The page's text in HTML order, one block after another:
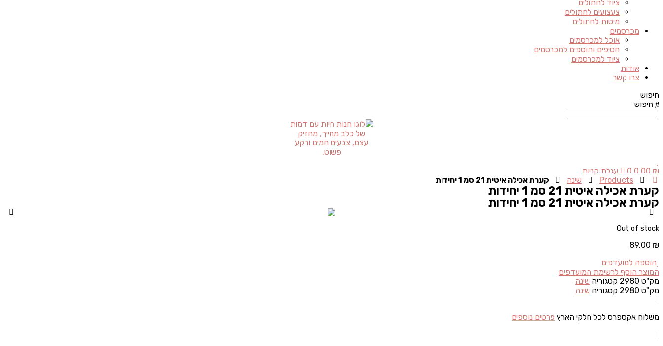
ציוד לחתולים
צעצועים לחתולים
מיטות לחתולים
מכרסמים
אוכל למכרסמים
חטיפים ותוספים למכרסמים
ציוד למכרסמים
אודות
צרו קשר
חיפוש
חיפוש
0.00 ₪
0
עגלת קניות
Products
שינה קערת אכילה איטית 21 סמ 1 יחידות
קערת אכילה איטית 21 סמ 1 יחידות
קערת אכילה איטית 21 סמ 1 יחידות
Out of stock
89.00 ₪
הוספה למועדפים
המוצר הוסף לרשימת המועדפים
מק"ט 2980 קטגוריה שינה
מק"ט 2980 קטגוריה שינה
משלוח אקספרס לכל חלקי הארץ פרטים נוספים